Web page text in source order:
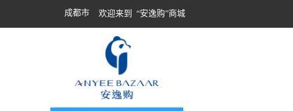
成都市 欢迎来到 “安逸购”商城